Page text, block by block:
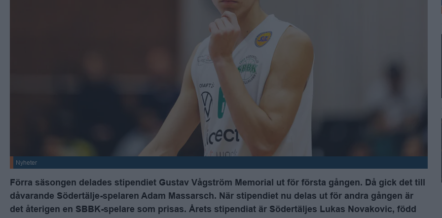
Nyheter
Förra säsongen delades stipendiet Gustav Vågström Memorial ut för första gången. Då gick det till
dåvarande Södertälje-spelaren Adam Massarsch. När stipendiet nu delas ut för andra gången är
det återigen en SBBK-spelare som prisas. Årets stipendiat är Södertäljes Lukas Novakovic, född